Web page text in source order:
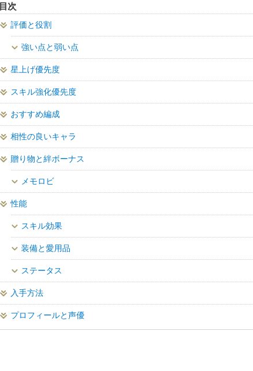
目次
評価と役割
強い点と弱い点
星上げ優先度
スキル強化優先度
おすすめ編成
相性の良いキャラ
贈り物と絆ボーナス
メモロビ
性能
スキル効果
装備と愛用品
ステータス
入手方法
プロフィールと声優